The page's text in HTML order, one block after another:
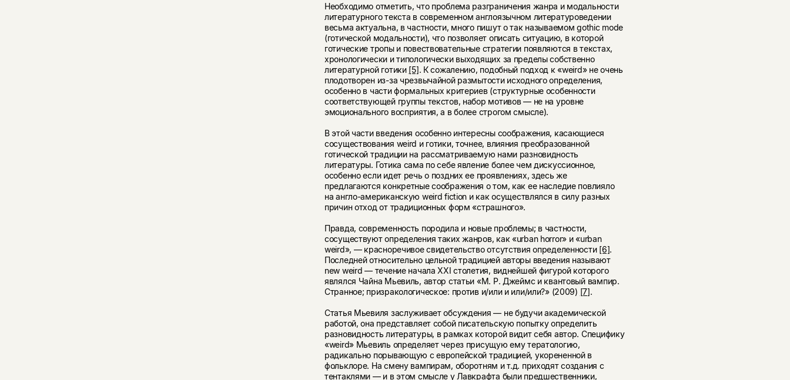
Необходимо отметить, что проблема разграничения жанра и модальности
литературного текста в современном англоязычном литературоведении
весьма актуальна, в частности, много пишут о так называемом gothic mode
(готической модальности), что позволяет описать ситуацию, в которой
готические тропы и повествовательные стратегии появляются в текстах,
хронологически и типологически выходящих за пределы собственно
литературной готики [5]. К сожалению, подобный подход к «weird» не очень
плодотворен из-за чрезвычайной размытости исходного определения,
особенно в части формальных критериев (структурные особенности
соответствующей группы текстов, набор мотивов — не на уровне
эмоционального восприятия, а в более строгом смысле).
В этой части введения особенно интересны соображения, касающиеся
сосуществования weird и готики, точнее, влияния преобразованной
готической традиции на рассматриваемую нами разновидность
литературы. Готика сама по себе явление более чем дискуссионное,
особенно если идет речь о поздних ее проявлениях, здесь же
предлагаются конкретные соображения о том, как ее наследие повлияло
на англо-американскую weird fiction и как осуществлялся в силу разных
причин отход от традиционных форм «страшного».
Правда, современность породила и новые проблемы; в частности,
сосуществуют определения таких жанров, как «urban horror» и «urban
weird», — красноречивое свидетельство отсутствия определенности [6].
Последней относительно цельной традицией авторы введения называют
new weird — течение начала ХХI столетия, виднейшей фигурой которого
являлся Чайна Мьевиль, автор статьи «М. Р. Джеймс и квантовый вампир.
Странное; призракологическое: против и/или и или/или?» (2009) [7].
Статья Мьевиля заслуживает обсуждения — не будучи академической
работой, она представляет собой писательскую попытку определить
разновидность литературы, в рамках которой видит себя автор. Специфику
«weird» Мьевиль определяет через присущую ему тератологию,
радикально порывающую с европейской традицией, укорененной в
фольклоре. На смену вампирам, оборотням и т.д. приходят создания с
тентаклями — и в этом смысле у Лавкрафта были предшественники,